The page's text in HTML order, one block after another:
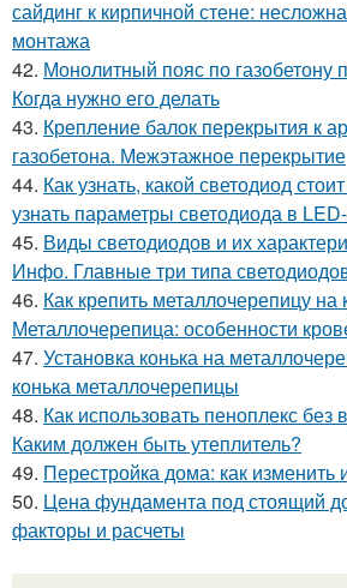
сайдинг к кирпичной стене:
монтажа
42. Монолитный пояс по газобетону
Когда нужно его делать
43. Крепление балок перекрытия к
газобетона. Межэтажное перекрытие
44. Как узнать, какой светодиод
узнать параметры светодиода в
45. Виды светодиодов и их
Инфо. Главные три типа
46. Как крепить металлочерепицу
Металлочерепица: особенности
47. Установка конька на
конька металлочерепицы
48. Как использовать пеноплекс без
Каким должен быть утеплитель?
49. Перестройка дома: как изменить
50. Цена фундамента под стоящий
факторы и расчеты